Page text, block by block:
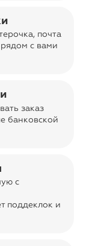
, почта
с вами
заказ
банковской
с
поддеклок и